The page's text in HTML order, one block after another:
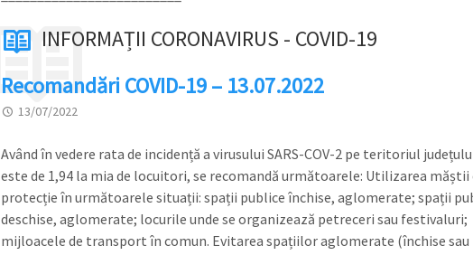
INFORMAȚII CORONAVIRUS - COVID-19
Recomandări COVID-19 – 13.07.2022
13/07/2022
Având în vedere rata de incidență a virusului SARS-COV-2 pe teritoriul
este de 1,94 la mia de locuitori, se recomandă următoarele: Utilizarea măștii
protecție în următoarele situații: spații publice închise, aglomerate; spații
deschise, aglomerate; locurile unde se organizează petreceri sau festivaluri;
mijloacele de transport în comun. Evitarea spațiilor aglomerate (închise